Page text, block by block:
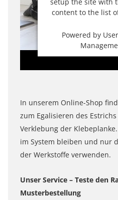
content to the list
Powered by
In unserem Online-Shop
zum Egalisieren des
Verklebung der
im System bleiben und nur
der Werkstoffe verwenden.
Unser Service – Teste den
Musterbestellung